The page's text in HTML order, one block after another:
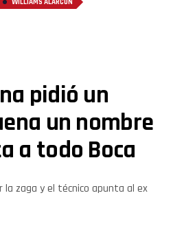
WILLIAMS ALARCÓN
pidió un
un nombre
a todo Boca
la zaga y el técnico apunta al ex